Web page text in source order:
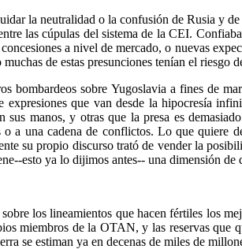
la neutralidad o la confusión de Rusia y
las cúpulas del sistema de la CEI.
a nivel de mercado, o nuevas
de estas presunciones tenían el riesgo
bombardeos sobre Yugoslavia a fines de
expresiones que van desde la hipocresía
sus manos, y otras que la presa es
o a una cadena de conflictos. Lo que quiere
su propio discurso trató de vender la
esto ya lo dijimos antes-- una dimensión de
los lineamientos que hacen fértiles los
miembros de la OTAN, y las reservas que
se estiman ya en decenas de miles de